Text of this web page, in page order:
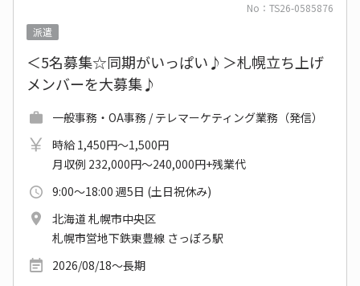
No：TS26-0585876
派遣
＜5名募集☆同期がいっぱい♪＞札幌立ち上げ
メンバーを大募集♪
一般事務・OA事務 / テレマーケティング業務（発信）
時給 1,450円～1,500円
月収例 232,000円～240,000円+残業代
9:00～18:00 週5日 (土日祝休み)
北海道 札幌市中央区
札幌市営地下鉄東豊線 さっぽろ駅
2026/08/18～長期